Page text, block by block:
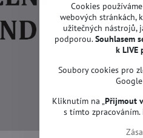
Cookies
webových stránkách,
užitečných nástrojů,
podporou.Souhlasem
k LIVE
Soubory cookies pro
Kliknutím na „Přijmout
s tímto zpracováním.